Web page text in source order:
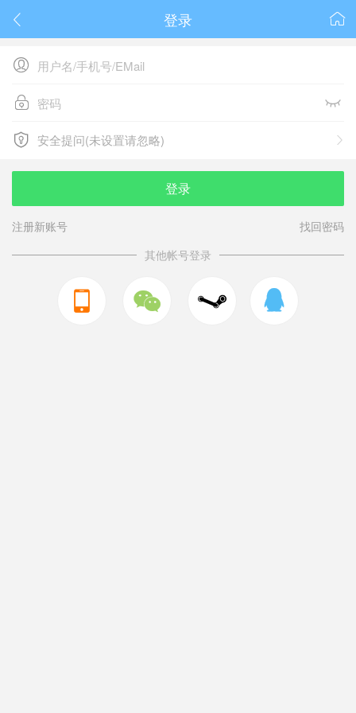
 
登录

 
 
安全提问(未设置请忽略)
安全提问(未设置请忽略)
登录
注册新账号
找回密码
其他帐号登录
  